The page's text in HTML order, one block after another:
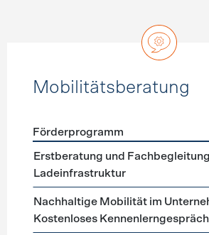
Mobilitätsberatung
Förderprogramme
Förderprogramm
Erstberatung und Fachbegleitung
Ladeinfrastruktur
Nachhaltige Mobilität im
Kostenloses Kennenlerngespräch